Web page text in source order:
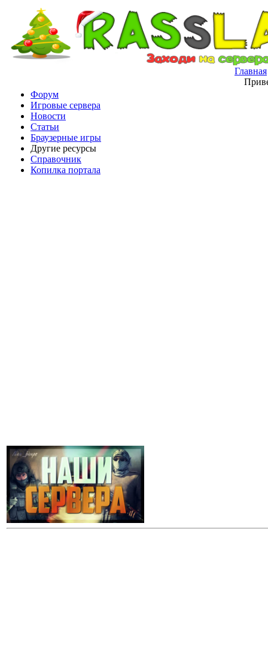
Главная
Форум
Игровые сервера
Новости
Статьи
Браузерные игры
Другие ресурсы
Справочник
Копилка портала